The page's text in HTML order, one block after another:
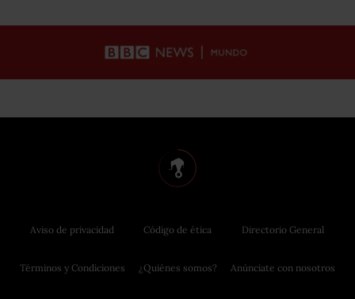
Aviso de privacidad
Términos y Condiciones
Código de ética
¿Quiénes somos?
Directorio General
Anúnciate con nosotros